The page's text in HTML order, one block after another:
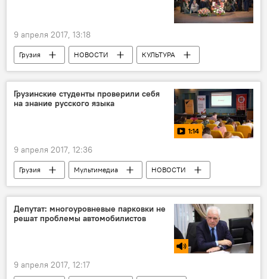
9 апреля 2017, 13:18
Грузия НОВОСТИ
КУЛЬТУРА
Россия
Театр Грибоедова
Грузино-российские отношения
Грузинские студенты проверили себя
на знание русского языка
1:14
9 апреля 2017, 12:36
Грузия Мультимедиа
НОВОСТИ
Видео
ОБЩЕСТВО
Тбилиси
Депутат: многоуровневые парковки не
решат проблемы автомобилистов
9 апреля 2017, 12:17